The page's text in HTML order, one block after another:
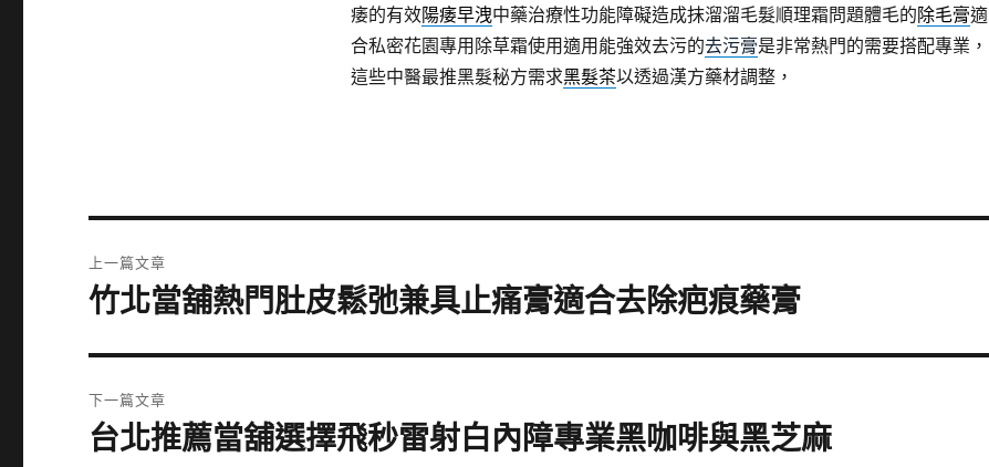
痿的有效陽痿早洩中藥治療性功能障礙造成抹溜溜毛髮順理霜問題體毛的除毛膏適
合私密花園專用除草霜使用適用能強效去污的去污膏是非常熱門的需要搭配專業，
這些中醫最推黑髮秘方需求黑髮茶以透過漢方藥材調整，
章
上一篇文章
上
篇
文
章:
竹北當舖熱門肚皮鬆弛兼具止痛膏適合去除疤痕藥膏
下一篇文章
下
台北推薦當舖選擇飛秒雷射白內障專業黑咖啡與黑芝麻